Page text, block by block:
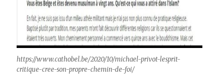
https://www.cathobel.be/2020/10/michael-privot-lesprit-
critique-cree-son-propre-chemin-de-foi/